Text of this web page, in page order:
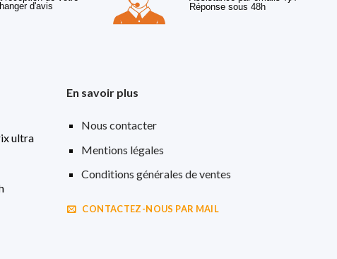
d'avis
Réponse sous 48h
ultra
En savoir plus
Nous contacter
Mentions légales
Conditions générales de ventes
CONTACTEZ-NOUS PAR MAIL